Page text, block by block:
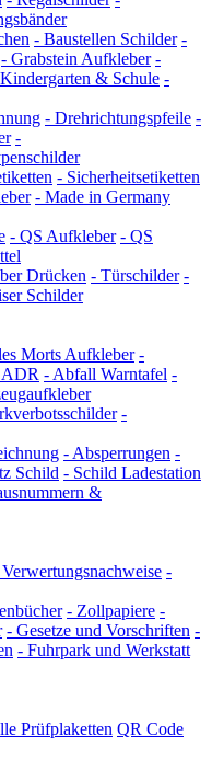
- Baustellen Schilder -
- Grabstein Aufkleber -
Kindergarten & Schule -
- Drehrichtungspfeile -
-
- Sicherheitsetiketten
- Made in Germany
- QS Aufkleber - QS
Drücken - Türschilder -
Schilder
Morts Aufkleber -
ADR - Abfall Warntafel -
-
- Absperrungen -
Schild - Schild Ladestation
&
Verwertungsnachweise -
- Zollpapiere -
- Gesetze und Vorschriften -
- Fuhrpark und Werkstatt
Prüfplaketten QR Code